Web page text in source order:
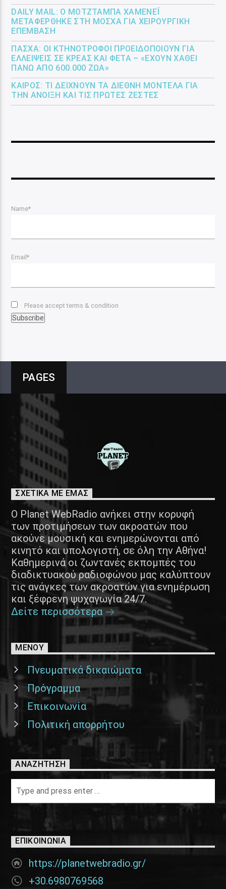
DAILY MAIL: Ο ΜΟΤΖΤΆΜΠΑ ΧΑΜΕΝΕΪ́
ΜΕΤΑΦΈΡΘΗΚΕ ΣΤΗ ΜΌΣΧΑ ΓΙΑ ΧΕΙΡΟΥΡΓΙΚΉ
ΕΠΈΜΒΑΣΗ
ΠΆΣΧΑ: ΟΙ ΚΤΗΝΟΤΡΌΦΟΙ ΠΡΟΕΙΔΟΠΟΙΟΎΝ ΓΙΑ
ΕΛΛΕΊΨΕΙΣ ΣΕ ΚΡΈΑΣ ΚΑΙ ΦΈΤΑ – «ΈΧΟΥΝ ΧΑΘΕΊ
ΠΆΝΩ ΑΠΌ 600.000 ΖΏΑ»
ΚΑΙΡΌΣ: ΤΙ ΔΕΊΧΝΟΥΝ ΤΑ ΔΙΕΘΝΉ ΜΟΝΤΈΛΑ ΓΙΑ
ΤΗΝ ΆΝΟΙΞΗ ΚΑΙ ΤΙΣ ΠΡΏΤΕΣ ΖΈΣΤΕΣ
Name*
Email*
Please accept terms & condition
PAGES
ΣΧΕΤΙΚΑ ΜΕ ΕΜΑΣ
Ο Planet WebRadio ανήκει στην κορυφή
των προτιμήσεων των ακροατών που
ακούνε μουσική και ενημερώνονται από
κινητό και υπολογιστή, σε όλη την Αθήνα!
Καθημερινά οι ζωντανές εκπομπές του
διαδικτυακού ραδιοφώνου μας καλύπτουν
τις ανάγκες των ακροατών για ενημέρωση
και ξέφρενη ψυχαγωγία 24/7.
Δείτε περισσότερα
ΜΕΝΟΥ
Πνευματικά δικαιώματα
Πρόγραμμα
Επικοινωνία
Πολιτική απορρήτου
ΑΝΑΖΉΤΗΣΗ
ΕΠΙΚΟΙΝΩΝΊΑ
https://planetwebradio.gr/
+30.6980769568